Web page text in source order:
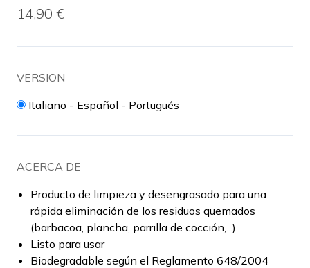
14,90 €
VERSION
Italiano - Español - Portugués
ACERCA DE
Producto de limpieza y desengrasado para una
rápida eliminación de los residuos quemados
(barbacoa, plancha, parrilla de cocción,...)
Listo para usar
Biodegradable según el Reglamento 648/2004